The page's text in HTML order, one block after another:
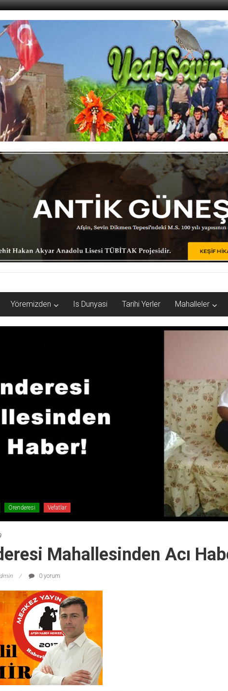
Yöremizden Is Dunyasi Tarihi Yerler Mahalleler
Örenderesi Vefatlar
Mahallesinden Acı
0 yorum